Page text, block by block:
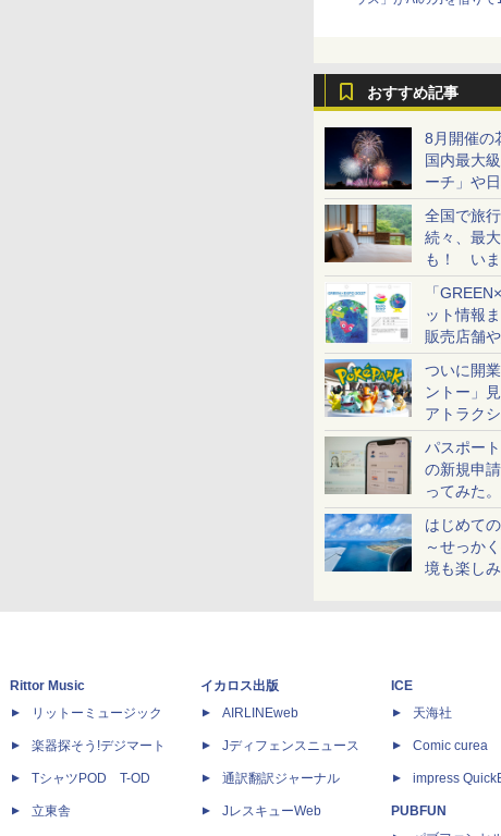
化、Windows 10/11、
る。復活記念で2026年
おすすめ記事
8月開催の
国内最大
ーチ」や
ど大型イ
全国で旅
続々、最
も！ いま
め
「
ット情報
販売店舗
ケットも
ついに開
ントー」
アトラク
配・来場
パスポー
の新規申
ってみた
ホとマイ
はじめて
～せっか
境も楽し
Rittor Music
リットーミュージック
楽器探そう!デジマート
TシャツPOD T-OD
立東舎
イカロス出版
AIRLINEweb
Jディフェンスニュース
通訳翻訳ジャーナル
JレスキューWeb
ICE
天海社
Comic curea
impress
PUBFUN